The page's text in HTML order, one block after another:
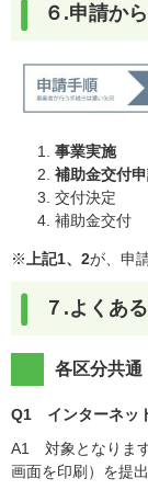
６.申請か
事業実施
補助金交付
交付決定
補助金交付
※ 上記1、2が、申
７.よくあ
各区分共通
Q1 インターネッ
A1 対象となりま
画面を印刷）を提